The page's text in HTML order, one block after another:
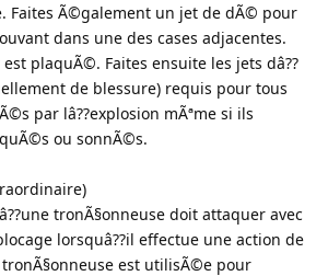
Faites Ã©galement un jet de dÃ© pour
dans une des cases adjacentes.
plaquÃ©. Faites ensuite les jets dâ??
de blessure) requis pour tous
par lâ??explosion mÃªme si ils
ou sonnÃ©s.
tronÃ§onneuse doit attaquer avec
lorsquâ??il effectue une action de
est utilisÃ©e pour